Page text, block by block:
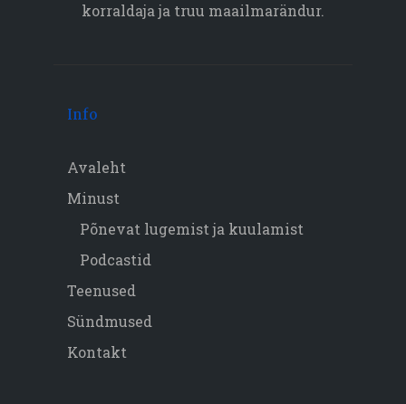
korraldaja ja truu maailmarändur.
Info
Avaleht
Minust
Põnevat lugemist ja kuulamist
Podcastid
Teenused
Sündmused
Kontakt